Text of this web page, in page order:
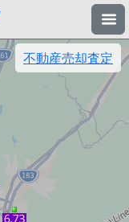
不動産売却査定